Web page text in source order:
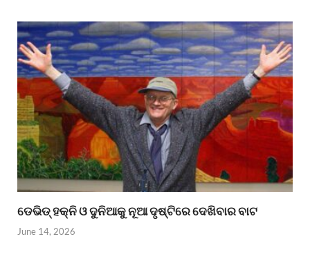
ଡେଭିଡ୍ ହକ୍ନି ଓ ଦୁନିଆକୁ ନୂଆ ଦୃଷ୍ଟିରେ ଦେଖିବାର ବାଟ
June 14, 2026